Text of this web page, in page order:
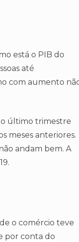
está o PIB do
até
com aumento
último trimestre
meses anteriores.
andam bem. A
o comércio teve
por conta do